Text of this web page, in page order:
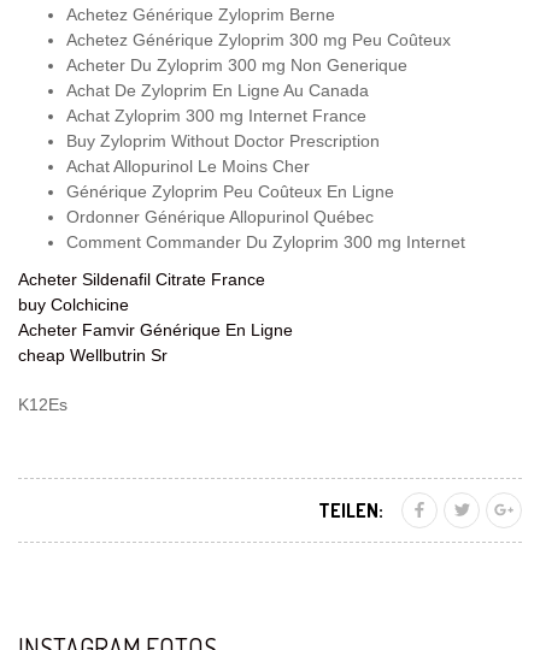
Achetez Générique Zyloprim Berne
Achetez Générique Zyloprim 300 mg Peu Coûteux
Acheter Du Zyloprim 300 mg Non Generique
Achat De Zyloprim En Ligne Au Canada
Achat Zyloprim 300 mg Internet France
Buy Zyloprim Without Doctor Prescription
Achat Allopurinol Le Moins Cher
Générique Zyloprim Peu Coûteux En Ligne
Ordonner Générique Allopurinol Québec
Comment Commander Du Zyloprim 300 mg Internet
Acheter Sildenafil Citrate France
buy Colchicine
Acheter Famvir Générique En Ligne
cheap Wellbutrin Sr
K12Es
TEILEN: